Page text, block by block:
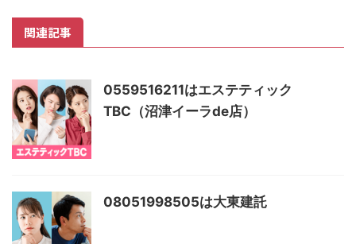
関連記事
0559516211はエステティック
TBC（沼津イーラde店）
08051998505は大東建託